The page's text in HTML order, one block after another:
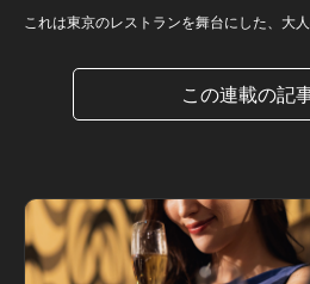
これは東京のレストランを舞台にした、大
この連載の記